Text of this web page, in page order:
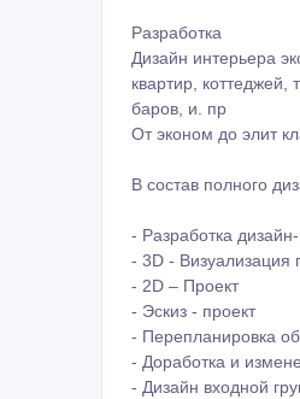
Разработка
Дизайн интерьера
квартир,
баров, и. пр
От эконом до элит
В состав полного
- Разработка
- 3D - Визуализация
- 2D – Проект
- Эскиз - проект
- Перепланировка
- Доработка и
- Дизайн входной